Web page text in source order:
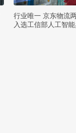
行业唯一 京东物流
入选工信部人工智